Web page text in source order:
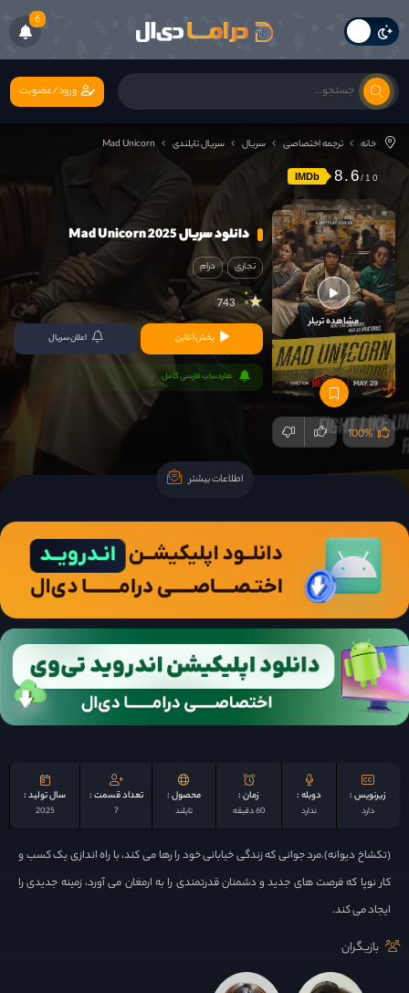
6
ورود/عضویت
خانه ترجمه اختصاصی سریال سریال تایلندی Mad Unicorn
IMDb 8.6
مشاهده تریلر
100%
دانلود سریال Mad Unicorn 2025
تجاری درام
743
پخش آنلاین اعلان سریال
هاردساب فارسی کامل
اطلاعات بیشتر
زیرنویس :
دارد
دوبله :
ندارد
زمان :
60 دقیقه
محصول :
تایلند
تعداد قسمت :
7
سال تولید :
2025
(تکشاخ دیوانه).مرد جوانی که زندگی خیابانی خود را رها می کند، با راه اندازی یک کسب و
کار نوپا که فرصت های جدید و دشمنان قدرتمندی را به ارمغان می آورد، زمینه جدیدی را
ایجاد می کند.
بازیگران